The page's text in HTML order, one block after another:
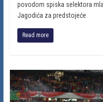
povodom spiska selektora
Jagodića za predstojeće
Read more